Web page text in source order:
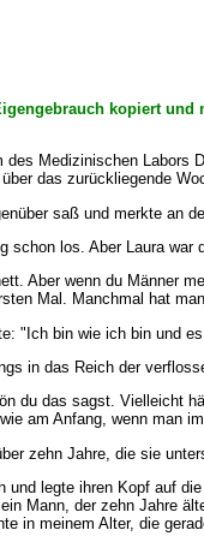
kopiert
Medizinischen Labors
das zurückliegende
saß und merkte an
schon los. Aber Laura
Aber wenn du Männer
Mal. Manchmal hat
"Ich bin wie ich bin und
in das Reich der
du das sagst. Vielleicht
am Anfang, wenn man
zehn Jahre, die sie
und legte ihren Kopf auf
Mann, der zehn Jahre
in meinem Alter, die